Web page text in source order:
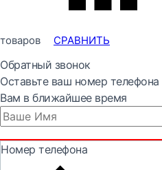
товаров
СРАВНИТЬ
Обратный звонок
Оставьте ваш номер
Вам в ближайшее время
Номер телефона